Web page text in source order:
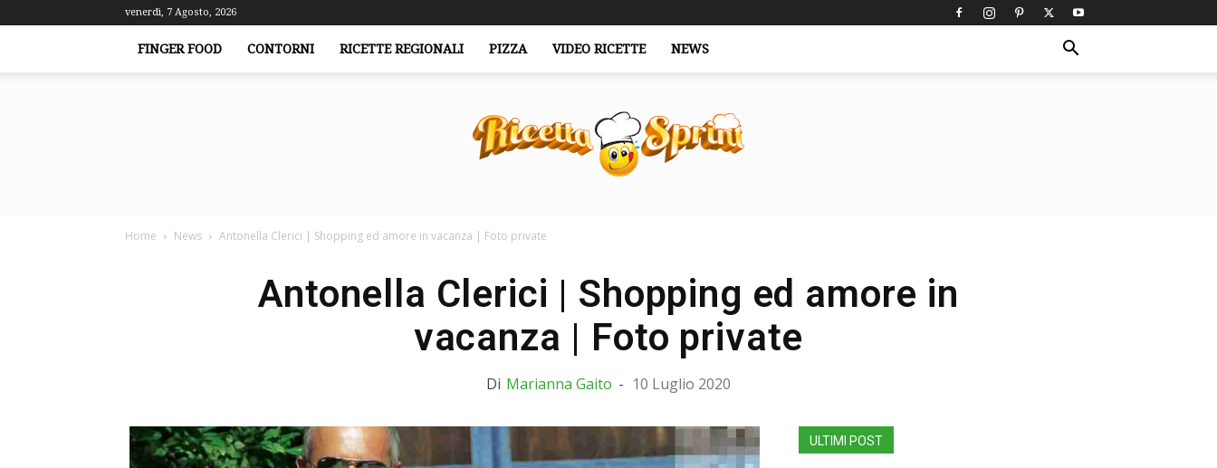
venerdì, 7 Agosto, 2026
FINGER FOOD CONTORNI RICETTE REGIONALI PIZZA VIDEO RICETTE NEWS
Home News Antonella Clerici | Shopping ed amore in vacanza | Foto private
Antonella Clerici | Shopping ed amore in
vacanza | Foto private
Di Marianna Gaito - 10 Luglio 2020
ULTIMI POST